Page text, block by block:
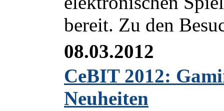
bereit. Zu den
08.03.2012
CeBIT 2012:
Neuheiten